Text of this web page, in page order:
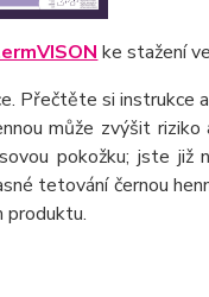
ke stažení
Přečtěte si instrukce
může zvýšit
pokožku; jste již
tetování černou